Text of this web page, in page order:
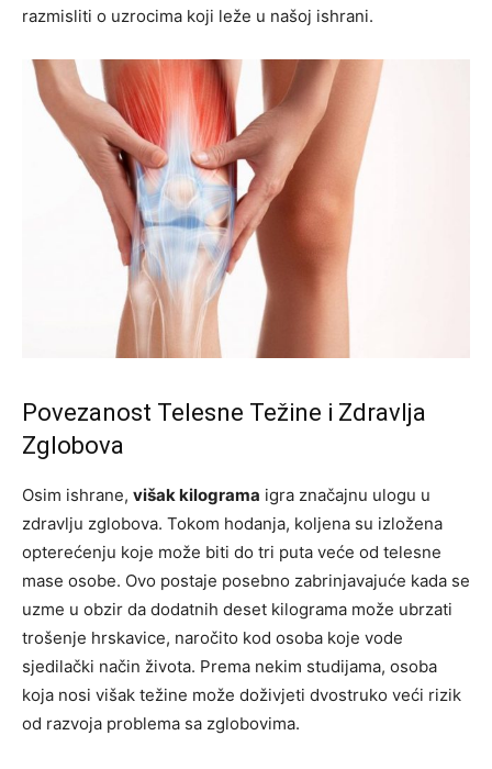
razmisliti o uzrocima koji leže u našoj ishrani.
Povezanost Telesne Težine i Zdravlja
Zglobova
Osim ishrane, višak kilograma igra značajnu ulogu u
zdravlju zglobova. Tokom hodanja, koljena su izložena
opterećenju koje može biti do tri puta veće od telesne
mase osobe. Ovo postaje posebno zabrinjavajuće kada se
uzme u obzir da dodatnih deset kilograma može ubrzati
trošenje hrskavice, naročito kod osoba koje vode
sjedilački način života. Prema nekim studijama, osoba
koja nosi višak težine može doživjeti dvostruko veći rizik
od razvoja problema sa zglobovima.